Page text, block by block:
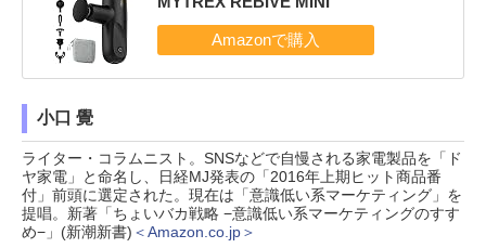
小口 覺
ライター・コラムニスト。SNSなどで自慢される家電製品を「ド
ヤ家電」と命名し、日経MJ発表の「2016年上期ヒット商品番
付」前頭に選定された。現在は「意識低い系マーケティング」を
提唱。新著「ちょいバカ戦略 −意識低い系マーケティングのすす
め−」(新潮新書) ＜Amazon.co.jp＞